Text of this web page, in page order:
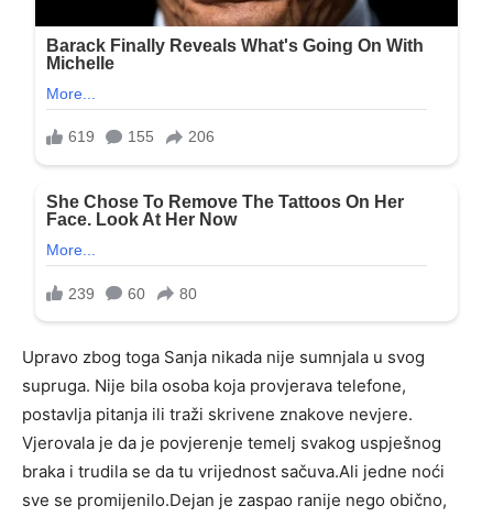
Upravo zbog toga Sanja nikada nije sumnjala u svog
supruga. Nije bila osoba koja provjerava telefone,
postavlja pitanja ili traži skrivene znakove nevjere.
Vjerovala je da je povjerenje temelj svakog uspješnog
braka i trudila se da tu vrijednost sačuva.Ali jedne noći
sve se promijenilo.Dejan je zaspao ranije nego obično,